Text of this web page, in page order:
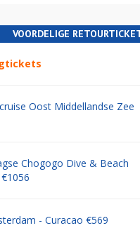
VOORDELIGE
Oost Middellandse Zee
Chogogo Dive & Beach
- Curacao €569